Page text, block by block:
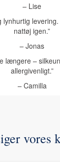
– Lise
lynhurtig
nattøj igen.”
– Jonas
længere –
allergivenligt.”
– Camilla
vores